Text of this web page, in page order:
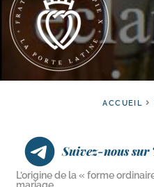
ACCUEIL
Suivez-nous sur
L’origine de la « forme